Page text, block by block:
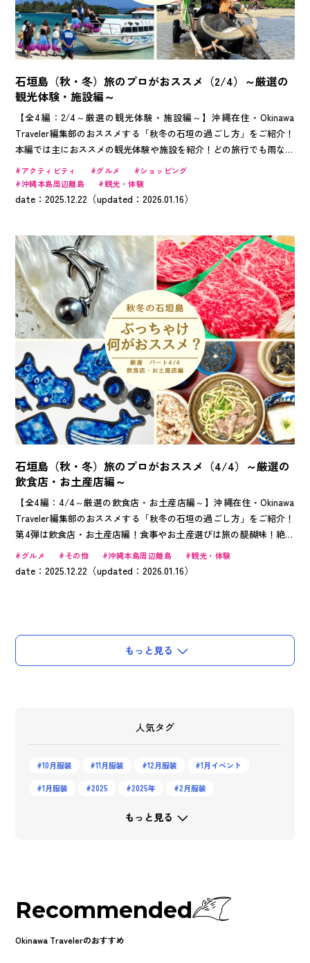
石垣島（秋・冬）旅のプロがおススメ（2/4）～厳選の
観光体験・施設編～
【全4編：2/4～厳選の観光体験・施設編～】沖縄在住・Okinawa
Traveler編集部のおススメする「秋冬の石垣の過ごし方」をご紹介！
本編では主におススメの観光体験や施設を紹介！どの旅行でも雨など
予期せぬ理由で、変更することが良くありますよね・・・。そんな方
にも安心！全4編では、実際に旅のプロが独自に調べ、おススメ施設
とそのポイントをわかりやすく紹介しちゃいます！
アクティビティ グルメ
ショッピング
沖縄本島周辺離島
観光・体験
date：2025.12.22（updated：2026.01.16）
石垣島（秋・冬）旅のプロがおススメ（4/4）～厳選の
飲食店・お土産店編～
【全4編：4/4～厳選の飲食店・お土産店編～】沖縄在住・Okinawa
Traveler編集部のおススメする「秋冬の石垣の過ごし方」をご紹介！
第4弾は飲食店・お土産店編！食事やお土産選びは旅の醍醐味！絶景
を眺めながら、ここでしか味わえない、石垣牛や沖縄そば、また地元
の文化を感じられる、石垣ならでは！のお土産をご紹介します。
グルメ その他 沖縄本島周辺離島 観光・体験
date：2025.12.22（updated：2026.01.16）
もっと見る
人気タグ
10月服装 11月服装 12月服装 1月イベント
1月服装 2025 2025年 2月服装
もっと見る
Recommended
Okinawa Travelerのおすすめ